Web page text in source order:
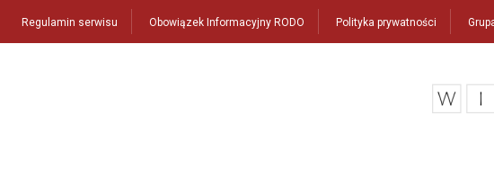
Regulamin serwisu Obowiązek Informacyjny RODO Polityka prywatności